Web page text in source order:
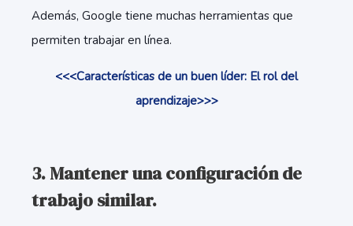
Además, Google tiene muchas herramientas que
permiten trabajar en línea.
<<<Características de un buen líder: El rol del
aprendizaje>>>
3. Mantener una configuración de
trabajo similar.